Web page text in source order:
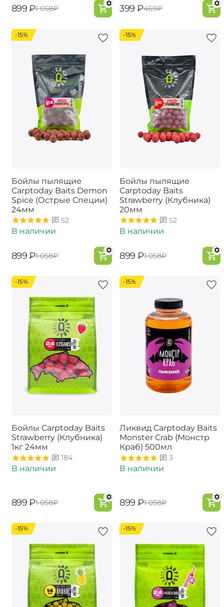
‍899‍ ₽‍1 058‍₽ ‍399‍ ₽‍469‍₽
-15%
Бойлы пылящие
Carptoday Baits Demon
Spice (Острые Специи)
24мм
52
В наличии
‍899‍ ₽‍1 058‍₽
-15%
Бойлы пылящие
Carptoday Baits
Strawberry (Клубника)
20мм
52
В наличии
‍899‍ ₽‍1 058‍₽
-15%
Бойлы Carptoday Baits
Strawberry (Клубника)
1кг 24мм
184
В наличии
‍899‍ ₽‍1 058‍₽
-15%
Ликвид Carptoday Baits
Monster Crab (Монстр
Краб) 500мл
3
В наличии
‍899‍ ₽‍1 058‍₽
-15% -15%